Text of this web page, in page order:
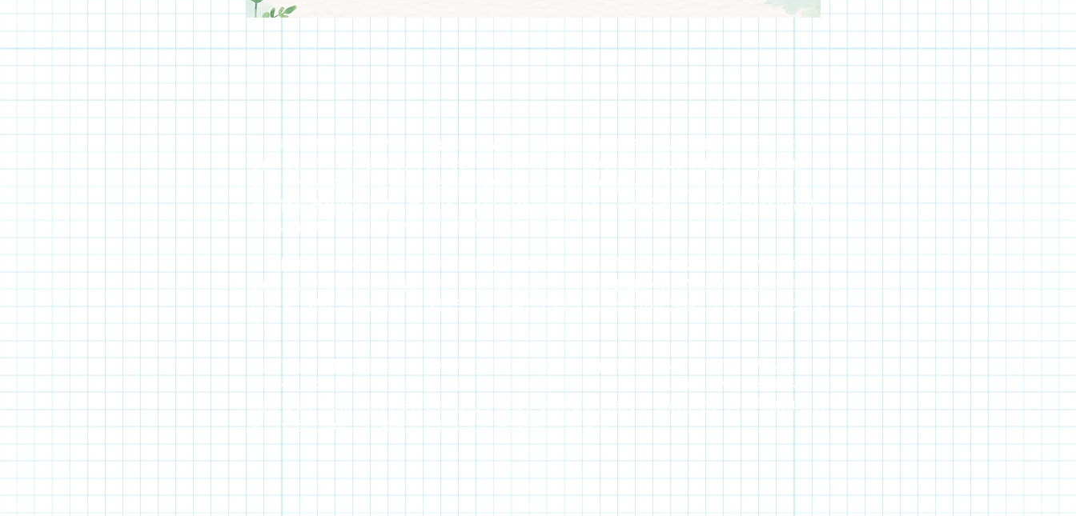
世界を持続可能なものにしていくためには、私達が行動するしかありません。そして、行
動するためには、現在の社会で起こっていることを知らなければなりません。まずは、世
界中で誰かが始めている気候変動に対応するための取り組みを知ることから始めましょ
う。特別授業JOTでは、月1回をGreen Tech Dayとして、気候変動に対応するための研究、
企業、活動をディスカッションする日としました。
この授業では、参加する大人も子どもも一緒になって、自分が気になった研究や企業、活
動についてプレゼンを行います。それに対して、今後の影響やリスクなどについて語り合
います。特に、新しいテクノロジーを活用して行っているものに注目してほしいと思いま
す。
私たちは、別に意見をまとめなくてはならないとか、結論を出さなければならないとか、
評価をしようなんてことは考えていません。ただ、子どもたちが、新しいことを調べて、
発表して、意見を交えるのを楽しんでほしいと思っています。その上で、持続可能な世界
をつくるために、行動をしていくことを期待しています。